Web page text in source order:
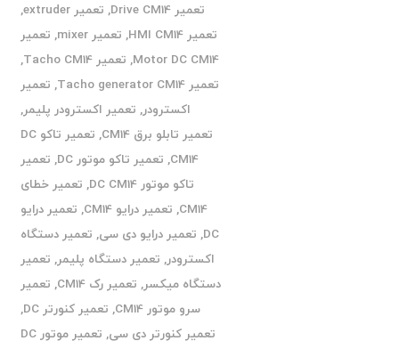
تعمیر Drive CM14
, تعمیر extruder
,
تعمیر HMI CM14
, تعمیر mixer , تعمیر
Motor DC CM14
, تعمیر Tacho CM14
,
تعمیر Tacho generator CM14
, تعمیر
اکسترودر, تعمیر اکسترودر پلیمر,
تعمیر تابلو برق CM14
,
تعمیر تاکو DC
CM14
, تعمیر تاکو موتور DC , تعمیر
تاکو موتور DC CM14
, تعمیر خطای
CM14
, تعمیر درایو CM14 , تعمیر درایو
DC
, تعمیر درایو دی سی, تعمیر دستگاه
اکسترودر, تعمیر دستگاه پلیمر, تعمیر
دستگاه میکسر, تعمیر رک CM14 , تعمیر
سرو موتور CM14
, تعمیر کنورتر DC
,
تعمیر کنورتر دی سی,
تعمیر موتور DC